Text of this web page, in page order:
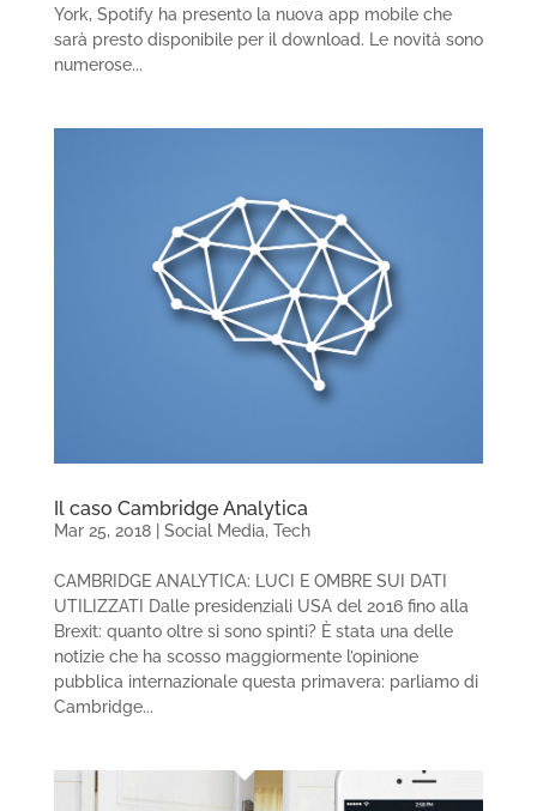
York, Spotify ha presento la nuova app mobile che
sarà presto disponibile per il download. Le novità sono
numerose...
Il caso Cambridge Analytica
Mar 25, 2018| Social Media, Tech
CAMBRIDGE ANALYTICA: LUCI E OMBRE SUI DATI
UTILIZZATI Dalle presidenziali USA del 2016 fino alla
Brexit: quanto oltre si sono spinti? È stata una delle
notizie che ha scosso maggiormente l’opinione
pubblica internazionale questa primavera: parliamo di
Cambridge...